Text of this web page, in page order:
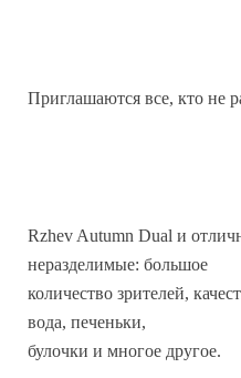
Приглашаются все, кто не
Rzhev Autumn Dual и
неразделимые: большое
количество зрителей,
вода, печеньки,
булочки и многое другое.